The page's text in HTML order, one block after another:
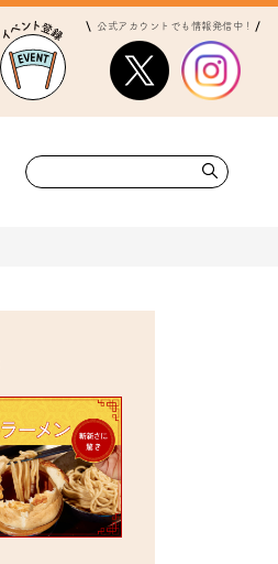
公式アカウントでも情報発信中！